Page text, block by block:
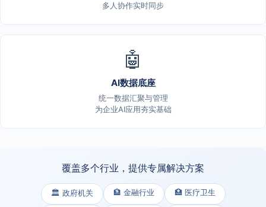
多人协作实时同步
🤖
AI数据底座
统一数据汇聚与管理
为企业AI应用夯实基础
覆盖多个行业，提供专属解决方案
🏛️ 政府机关 🏦 金融行业 🏥 医疗卫生